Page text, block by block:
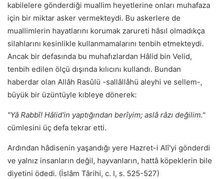
kabilelere gönderdiği muallim heyetlerine onları muhafaza
için bir miktar asker vermekteydi. Bu askerlere de
muallimlerin hayatlarını korumak zarureti hâsıl olmadıkça
silahlarını kesinlikle kullanmamalarını tenbih etmekteydi.
Ancak bir defasında bu muhafızlardan Hâlid bin Velid,
tenbih edilen ölçü dışında kılıcını kullandı. Bundan
haberdar olan Allâh Rasûlü -sallâllâhü aleyhi ve sellem-,
büyük bir üzüntüyle kıbleye dönerek:
"Yâ Rabbî! Hâlid'in yaptığından berîyim; aslâ râzı değilim."
cümlesini üç defa tekrar etti.
Ardından hâdisenin yaşandığı yere Hazret-i Alî'yi gönderdi
ve yalnız insanların değil, hayvanların, hattâ köpeklerin bile
diyetini ödedi. (İslâm Târihi, c. I, s. 525-527)